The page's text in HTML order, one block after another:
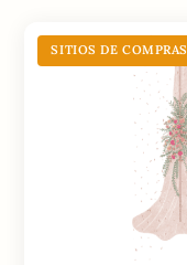
SITIOS DE COMPRAS